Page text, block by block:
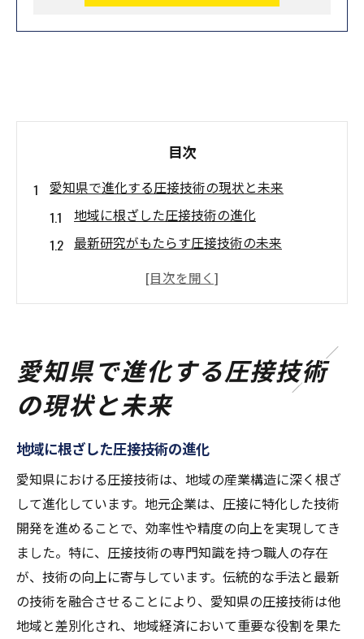
目次
愛知県で進化する圧接技術の現状と未来
地域に根ざした圧接技術の進化
最新研究がもたらす圧接技術の未来
圧接技術におけるAIとIoTの役割
圧接プロセスの効率化を目指すアイズ継手技工
の挑戦
効率化を促進する圧接プロセスの革新
技術革新と品質管理の融合
デジタルツールを活用した圧接の最適化
圧接技術の高度化に向けた人材育成
持続可能な未来を見据えた圧接の取り組み
地域産業を支える圧接技術の革新と持続可能な
未来
愛知県で進化する圧接技術
の現状と未来
地域に根ざした圧接技術の進化
愛知県における圧接技術は、地域の産業構造に深く根ざ
して進化しています。地元企業は、圧接に特化した技術
開発を進めることで、効率性や精度の向上を実現してき
ました。特に、圧接技術の専門知識を持つ職人の存在
が、技術の向上に寄与しています。伝統的な手法と最新
の技術を融合させることにより、愛知県の圧接技術は他
地域と差別化され、地域経済において重要な役割を果た